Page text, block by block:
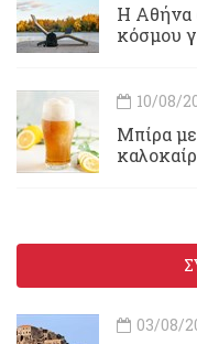
Η Αθήνα
κόσμου
10/08/
Μπίρα
03/08/